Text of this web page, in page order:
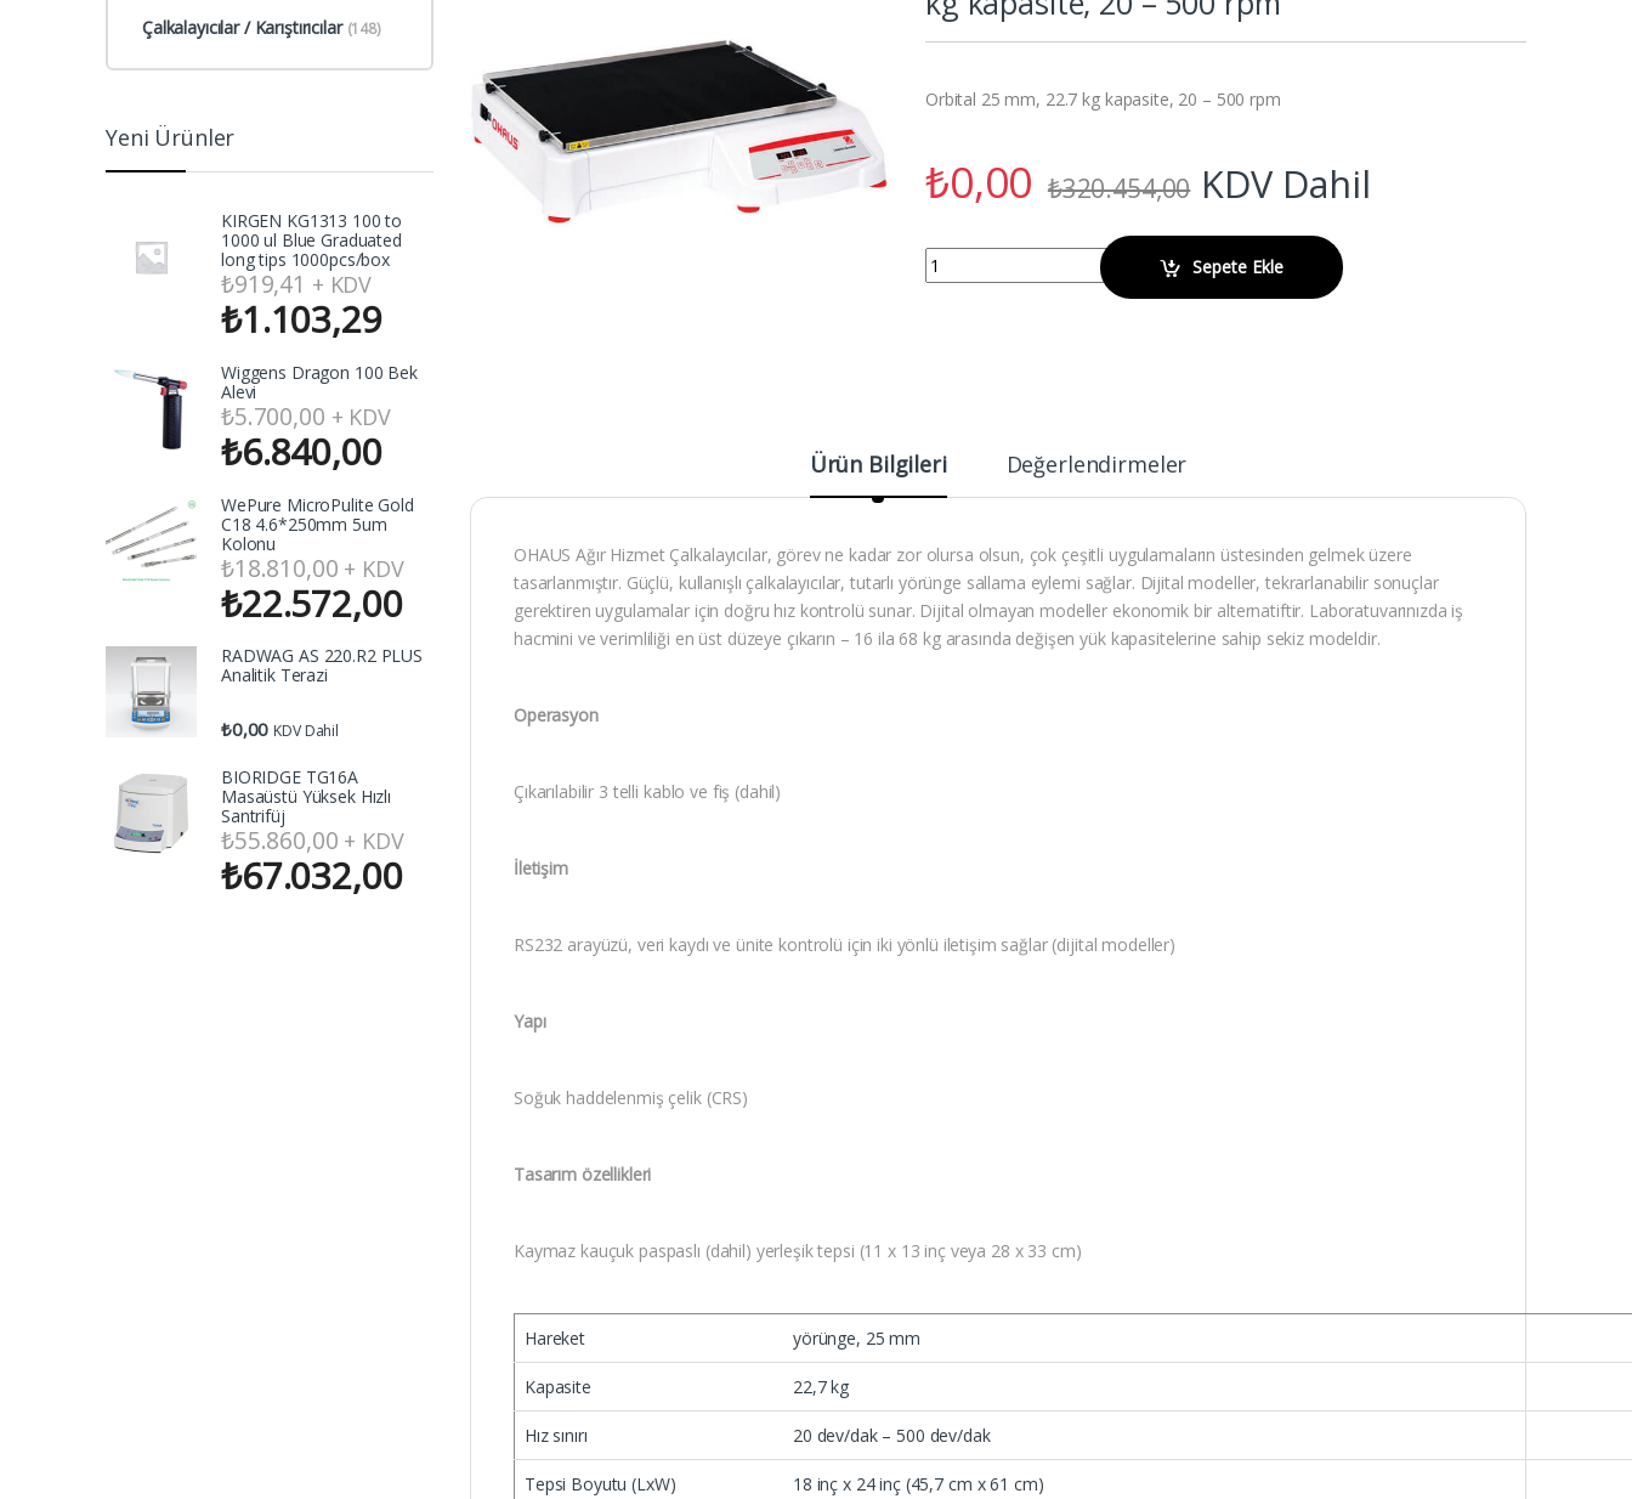
Orbital 25 mm, 22.7 kg kapasite, 20 – 500 rpm
₺0,00 ₺320.454,00 KDV Dahil
OHAUS SHHD2325DG Orbital 25 mm, 22.7 kg kapasite, 20 - 500 rpm quantity
Sepete Ekle
Ürün Bilgileri Değerlendirmeler
OHAUS Ağır Hizmet Çalkalayıcılar, görev ne kadar zor olursa olsun, çok çeşitli uygulamaların üstesinden gelmek üzere
tasarlanmıştır. Güçlü, kullanışlı çalkalayıcılar, tutarlı yörünge sallama eylemi sağlar. Dijital modeller, tekrarlanabilir sonuçlar
gerektiren uygulamalar için doğru hız kontrolü sunar. Dijital olmayan modeller ekonomik bir alternatiftir. Laboratuvarınızda iş
hacmini ve verimliliği en üst düzeye çıkarın – 16 ila 68 kg arasında değişen yük kapasitelerine sahip sekiz modeldir.
Operasyon
Çıkarılabilir 3 telli kablo ve fiş (dahil)
İletişim
RS232 arayüzü, veri kaydı ve ünite kontrolü için iki yönlü iletişim sağlar (dijital modeller)
Yapı
Soğuk haddelenmiş çelik (CRS)
Tasarım özellikleri
Kaymaz kauçuk paspaslı (dahil) yerleşik tepsi (11 x 13 inç veya 28 x 33 cm)
Hareket yörünge, 25 mm
Kapasite 22,7 kg
Hız sınırı 20 dev/dak – 500 dev/dak
Tepsi Boyutu (LxW) 18 inç x 24 inç (45,7 cm x 61 cm)
Çalkalayıcılar / Karıştırıcılar (148)
Yeni Ürünler
KIRGEN KG1313 100 to
1000 ul Blue Graduated
long tips 1000pcs/box
₺919,41 + KDV
₺1.103,29
Wiggens Dragon 100 Bek
Alevi
₺5.700,00 + KDV
₺6.840,00
WePure MicroPulite Gold
C18 4.6*250mm 5um
Kolonu
₺18.810,00 + KDV
₺22.572,00
RADWAG AS 220.R2 PLUS
Analitik Terazi
₺0,00 KDV Dahil
BIORIDGE TG16A
Masaüstü Yüksek Hızlı
Santrifüj
₺55.860,00 + KDV
₺67.032,00